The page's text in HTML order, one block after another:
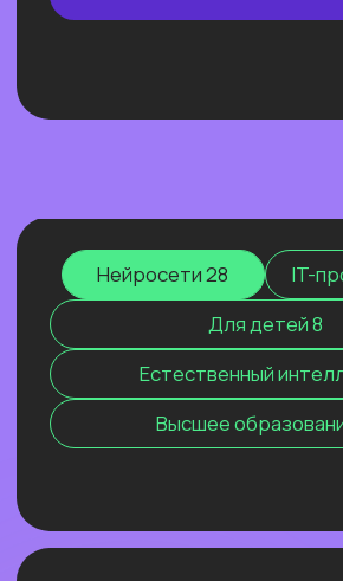
Покажем ИИ-контекстолога, который
Для детей 8